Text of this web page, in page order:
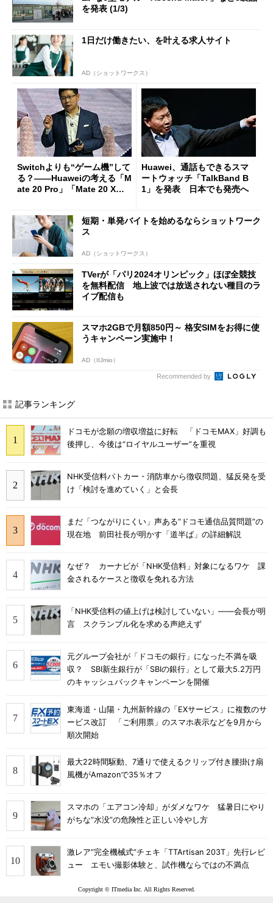
を発表 (1/3)
1日だけ働きたい、を叶える求人サイト
AD（ショットワークス）
Switchよりも“ゲーム機”して
る？――Huaweiの考える「M
ate 20 Pro」「Mate 20 X」
Huawei、通話もできるスマ
ートウォッチ「TalkBand B
1」を発表 日本でも発売へ
短期・単発バイトを始めるならショットワーク
ス
AD（ショットワークス）
TVerが「パリ2024オリンピック」ほぼ全競技
を無料配信 地上波では放送されない種目のラ
イブ配信も
スマホ2GBで月額850円～ 格安SIMをお得に使
うキャンペーン実施中！
AD（IIJmio）
Recommended by
記事ランキング
ドコモが念願の増収増益に好転 「ドコモMAX」好調も
後押し、今後は“ロイヤルユーザー”を重視
NHK受信料パトカー・消防車から徴収問題、猛反発を受
け「検討を進めていく」と会長
まだ「つながりにくい」声ある“ドコモ通信品質問題”の
現在地 前田社長が明かす「道半ば」の詳細解説
なぜ？ カーナビが「NHK受信料」対象になるワケ 課
金されるケースと徴収を免れる方法
「NHK受信料の値上げは検討していない」――会長が明
言 スクランブル化を求める声絶えず
元グループ会社が「ドコモの銀行」になった不満を吸
収？ SBI新生銀行が「SBIの銀行」として最大5.2万円
のキャッシュバックキャンペーンを開催
東海道・山陽・九州新幹線の「EXサービス」に複数のサ
ービス改訂 「ご利用票」のスマホ表示などを9月から
順次開始
最大22時間駆動、7通りで使えるクリップ付き腰掛け扇
風機がAmazonで35％オフ
スマホの「エアコン冷却」がダメなワケ 猛暑日にやり
がちな“水没”の危険性と正しい冷やし方
激レア“完全機械式”チェキ「TTArtisan 203T」先行レビ
ュー エモい撮影体験と、試作機ならではの不満点
Copyright © ITmedia Inc. All Rights Reserved.